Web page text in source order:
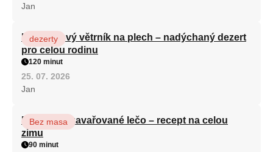
Jan
Karamelový větrník na plech – nadýchaný dezert
pro celou rodinu
dezerty
120 minut
25. 07. 2026
Jan
Babiččino zavařované lečo – recept na celou
zimu
Bez masa
90 minut